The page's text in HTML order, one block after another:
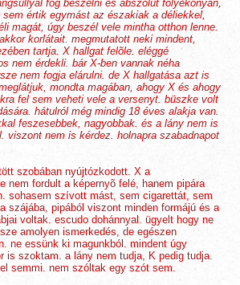
fog beszélni és abszolút folyékonyan,
értik egymást az északiak a déliekkel,
magát, úgy beszél vele mintha otthon lenne.
korlátait. megmutatott neki mindent,
tartja. X hallgat felõle. eléggé
nem érdekli. bár X-ben vannak néha
nem fogja elárulni. de X hallgatása azt is
mondta magában, ahogy X és ahogy
fel sem veheti vele a versenyt. büszke volt
hátulról még mindig 18 éves alakja van.
feszesebbek, nagyobbak. és a lány nem is
viszont nem is kérdez. holnapra szabadnapot
szobában nyújtózkodott. X a
nem fordult a képernyõ felé, hanem pipára
sohasem szívott mást, sem cigarettát, sem
szájába, pipából viszont minden formájú és a
voltak. escudo dohánnyal. ügyelt hogy ne
amolyen ismerkedés, de egészen
ne essünk ki magunkból. mindent úgy
is szoktam. a lány nem tudja, K pedig tudja.
semmi. nem szóltak egy szót sem.